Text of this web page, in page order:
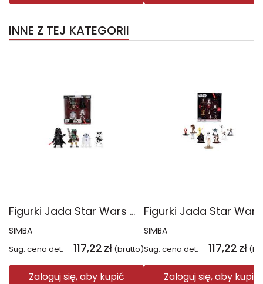
INNE Z TEJ KATEGORII
Figurki Jada Star Wars metalowe 6,5cm 4-pak
SIMBA
Sug. cena det. 117,22 zł (brutto)
Zaloguj się, aby kupić
SIMBA
Sug. cena det. 117,22 zł
Zaloguj się, aby kupić